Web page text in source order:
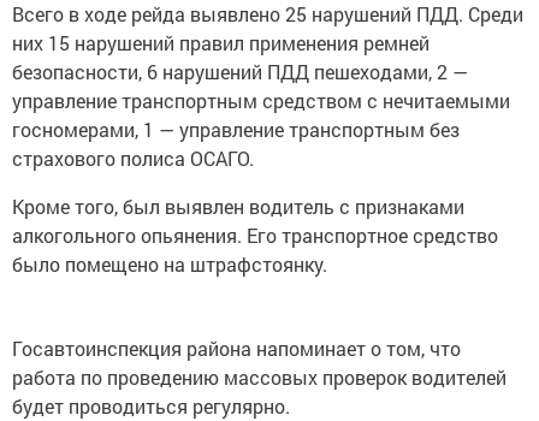
Всего в ходе рейда выявлено 25 нарушений ПДД. Среди
них 15 нарушений правил применения ремней
безопасности, 6 нарушений ПДД пешеходами, 2 —
управление транспортным средством с нечитаемыми
госномерами, 1 — управление транспортным без
страхового полиса ОСАГО.
Кроме того, был выявлен водитель с признаками
алкогольного опьянения. Его транспортное средство
было помещено на штрафстоянку.
Госавтоинспекция района напоминает о том, что
работа по проведению массовых проверок водителей
будет проводиться регулярно.